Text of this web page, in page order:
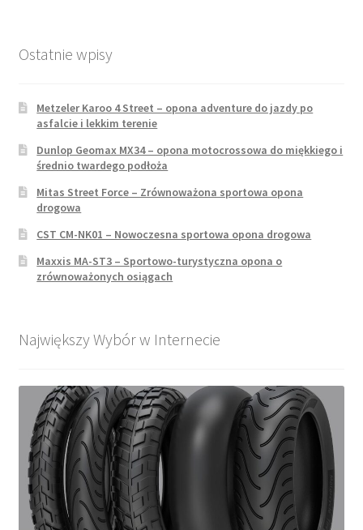
Ostatnie wpisy
Metzeler Karoo 4 Street – opona adventure do jazdy po
asfalcie i lekkim terenie
Dunlop Geomax MX34 – opona motocrossowa do miękkiego i
średnio twardego podłoża
Mitas Street Force – Zrównoważona sportowa opona
drogowa
CST CM-NK01 – Nowoczesna sportowa opona drogowa
Maxxis MA-ST3 – Sportowo-turystyczna opona o
zrównoważonych osiągach
Największy Wybór w Internecie